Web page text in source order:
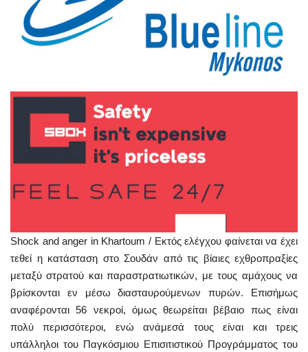
Shock and anger in Khartoum / Εκτός ελέγχου φαίνεται να έχει
τεθεί η κατάσταση στο Σουδάν από τις βίαιες εχθροπραξίες
μεταξύ στρατού και παραστρατιωτικών, με τους αμάχους να
βρίσκονται εν μέσω διασταυρούμενων πυρών. Επισήμως
αναφέρονται 56 νεκροί, όμως θεωρείται βέβαιο πως είναι
πολύ περισσότεροι, ενώ ανάμεσά τους είναι και τρεις
υπάλληλοι του Παγκόσμιου Επισιτιστικού Προγράμματος του